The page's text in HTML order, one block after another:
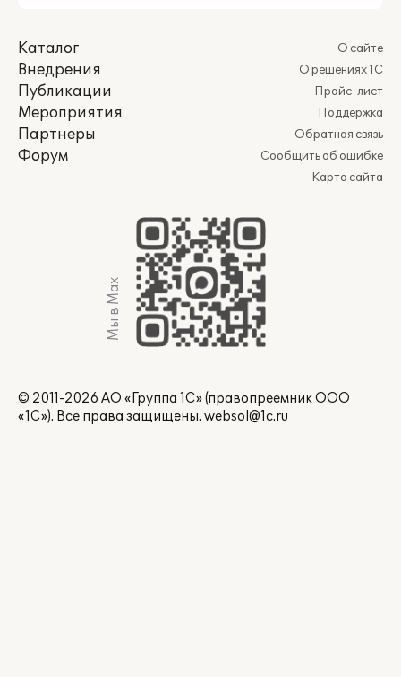
Каталог
Внедрения
Публикации
Мероприятия
Партнеры
Форум
О сайте
О решениях 1С
Прайс-лист
Поддержка
Обратная связь
Сообщить об ошибке
Карта сайта
Мы в Max
© 2011-2026 АО «Группа 1С» (правопреемник ООО
«1С»). Все права защищены. websol@1c.ru